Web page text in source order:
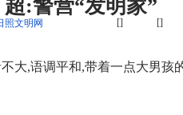
超:警营“发明家”
照文明网 [] []
,语调平和,带着一点大男孩